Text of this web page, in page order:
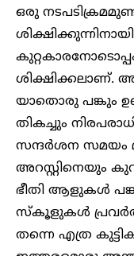
ഒരു
ശിക്ഷിക്കലാണ്.
യാതൊരു പങ്കും
തികച്ചും
സന്ദർശന
അറസ്റ്റിനെയും
ഭീതി ആളുകൾ
സ്‌കൂളുകൾ
തന്നെ എത്ര